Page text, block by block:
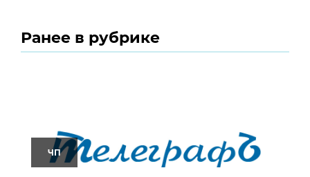
Ранее в рубрике
ЧП